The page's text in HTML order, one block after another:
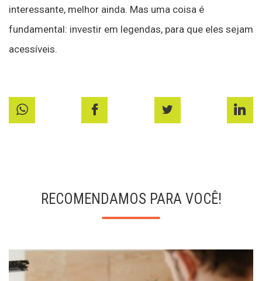
interessante, melhor ainda. Mas uma coisa é
fundamental: investir em legendas, para que eles sejam
acessíveis.
RECOMENDAMOS PARA VOCÊ!